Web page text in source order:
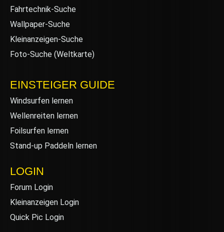
Fahrtechnik-Suche
Wallpaper-Suche
Kleinanzeigen-Suche
Foto-Suche (Weltkarte)
EINSTEIGER GUIDE
Windsurfen lernen
Wellenreiten lernen
Foilsurfen lernen
Stand-up Paddeln lernen
LOGIN
Forum Login
Kleinanzeigen Login
Quick Pic Login